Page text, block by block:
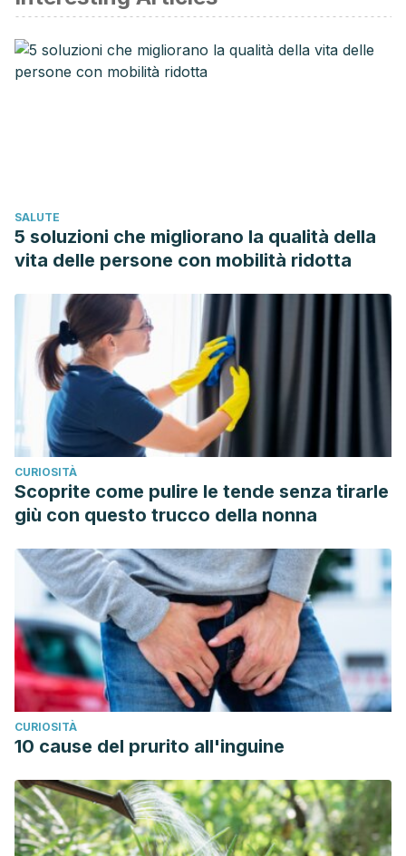
Ear and Hearing. Occupational Exposure to Noise:
Evaluation, Prevention and Control.
Browning, G. (2008). Ear Wax. BMJ.
wax management. Australian Family Physician.
https://doi.org/10.1016/j.fuel.2016.04.103
Wright, T. (2015). Ear wax. BMJ (Online).
https://doi.org/10.1136/bmj.h3601
MedlinePlus. Tapón de cerumen.
https://medlineplus.gov/spanish/ency/article/000979.htm
BMJ Clin Evid. 2015; 2015: 0504. Published online 2015 Jul
27. Ear wax.
https://www.ncbi.nlm.nih.gov/pmc/articles/PMC4356173/
Gopal, J., Anthonydhason, V., Muthu, M., Gansukh, E., Jung,
S., Chul, S., & Iyyakkannu, S. (2019). Authenticating apple
cider vinegar’s home remedy claims: antibacterial,
antifungal, antiviral properties and cytotoxicity aspect.
Natural Product Research, 33(6), 906–910.
https://doi.org/10.1080/14786419.2017.1413567
Br J Gen Pract. 2004 Nov 1; 54(508): 862–867. The
effectiveness of topical preparations for the treatment of
earwax: a systematic review.
https://www.ncbi.nlm.nih.gov/pmc/articles/PMC1324923/
Ayu. 2015 Apr-Jun; 36(2): 203–207. Antimicrobial activity of
fresh garlic juice: An in vitro study. doi: 10.4103/0974-
8520.175548
SALUTE
5 soluzioni che migliorano la qualità della
vita delle persone con mobilità ridotta
CURIOSITÀ
Scoprite come pulire le tende senza tirarle
giù con questo trucco della nonna
CURIOSITÀ
10 cause del prurito all'inguine